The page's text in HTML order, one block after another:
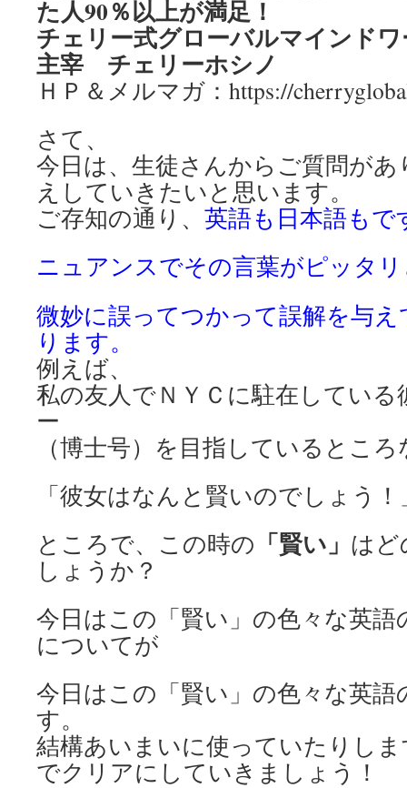
た人90％以上が満足！
チェリー式グローバルマインド
主宰 チェリーホシノ
ＨＰ＆メルマガ：https://
さて、
今日は、生徒さんからご質問が
えしていきたいと思います。
ご存知の通り、 英語も日本語もで
ニュアンスでその言葉がピッタ
微妙に誤ってつかって誤解を与
ります。
例えば、
私の友人でＮＹＣに駐在してい
ー
（博士号）を目指しているとこ
「彼女はなんと賢いのでしょう！
ところで、この時の 「賢い」 はど
しょうか？
今日はこの「賢い」の色々な英語
についてが
今日はこの「賢い」の色々な英
す。
結構あいまいに使っていたりし
でクリアにしていきましょう！